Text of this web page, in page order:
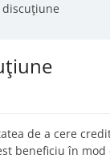
discuţiune
de a cere
beneficiu în mod